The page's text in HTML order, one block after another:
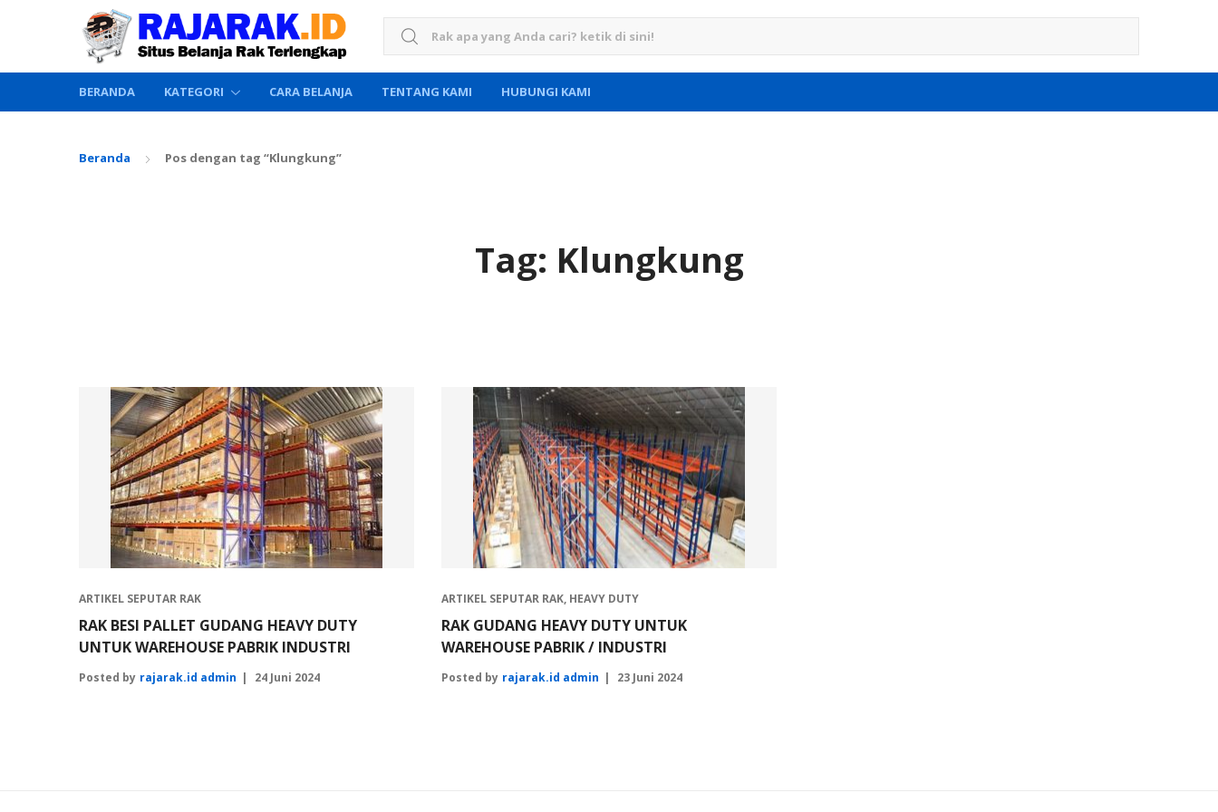
Search for:
BERANDA KATEGORI CARA BELANJA TENTANG KAMI HUBUNGI KAMI
Beranda Pos dengan tag “Klungkung”
Tag: Klungkung
ARTIKEL SEPUTAR RAK
RAK BESI PALLET GUDANG HEAVY DUTY
UNTUK WAREHOUSE PABRIK INDUSTRI
Posted by rajarak.id admin 24 Juni 2024
ARTIKEL SEPUTAR RAK, HEAVY DUTY
RAK GUDANG HEAVY DUTY UNTUK
WAREHOUSE PABRIK / INDUSTRI
Posted by rajarak.id admin 23 Juni 2024